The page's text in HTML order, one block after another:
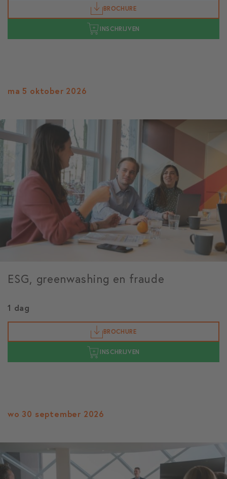
BROCHURE
INSCHRIJVEN
ma 5 oktober 2026
ESG, greenwashing en fraude
1 dag
BROCHURE
INSCHRIJVEN
wo 30 september 2026